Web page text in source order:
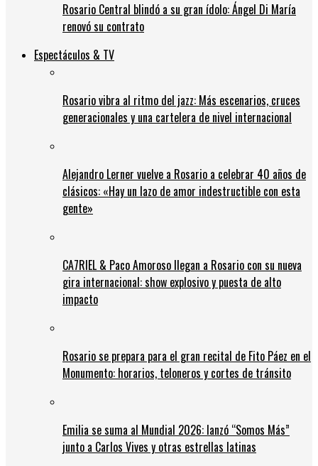
Rosario Central blindó a su gran ídolo: Ángel Di María
renovó su contrato
Espectáculos & TV
Rosario vibra al ritmo del jazz: Más escenarios, cruces
generacionales y una cartelera de nivel internacional
Alejandro Lerner vuelve a Rosario a celebrar 40 años de
clásicos: «Hay un lazo de amor indestructible con esta
gente»
CA7RIEL & Paco Amoroso llegan a Rosario con su nueva
gira internacional: show explosivo y puesta de alto
impacto
Rosario se prepara para el gran recital de Fito Páez en el
Monumento: horarios, teloneros y cortes de tránsito
Emilia se suma al Mundial 2026: lanzó “Somos Más”
junto a Carlos Vives y otras estrellas latinas